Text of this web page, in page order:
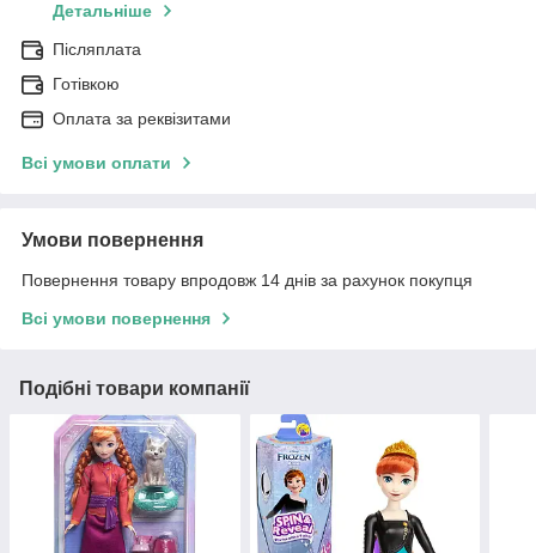
Детальніше
Післяплата
Готівкою
Оплата за реквізитами
Всі умови оплати
Умови повернення
Повернення товару впродовж 14 днів за рахунок покупця
Всі умови повернення
Подібні товари компанії